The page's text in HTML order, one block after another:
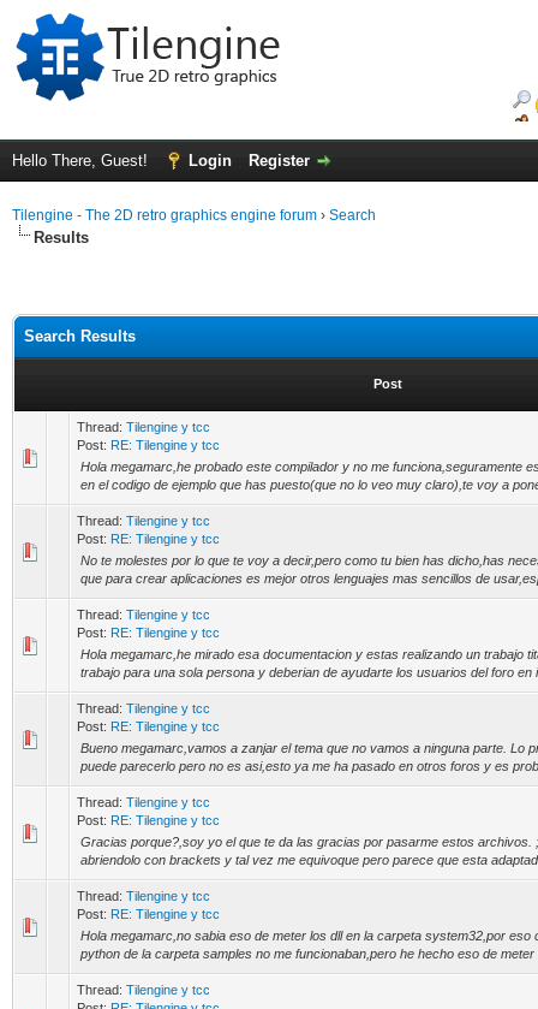
Hello There, Guest! Login Register
Tilengine - The 2D retro graphics engine forum › Search
Results
Search Results
Post
Thread: Tilengine y tcc
Post: RE: Tilengine y tcc
Hola megamarc,he probado este compilador y no me funciona,seguramente
en el codigo de ejemplo que has puesto(que no lo veo muy claro),te voy a
Thread: Tilengine y tcc
Post: RE: Tilengine y tcc
No te molestes por lo que te voy a decir,pero como tu bien has dicho,has
que para crear aplicaciones es mejor otros lenguajes mas sencillos de
Thread: Tilengine y tcc
Post: RE: Tilengine y tcc
Hola megamarc,he mirado esa documentacion y estas realizando un trabajo
trabajo para una sola persona y deberian de ayudarte los usuarios del foro en
Thread: Tilengine y tcc
Post: RE: Tilengine y tcc
Bueno megamarc,vamos a zanjar el tema que no vamos a ninguna parte. Lo
puede parecerlo pero no es asi,esto ya me ha pasado en otros foros y es
Thread: Tilengine y tcc
Post: RE: Tilengine y tcc
Gracias porque?,soy yo el que te da las gracias por pasarme estos archivos.
abriendolo con brackets y tal vez me equivoque pero parece que esta
Thread: Tilengine y tcc
Post: RE: Tilengine y tcc
Hola megamarc,no sabia eso de meter los dll en la carpeta system32,por eso
python de la carpeta samples no me funcionaban,pero he hecho eso de
Thread: Tilengine y tcc